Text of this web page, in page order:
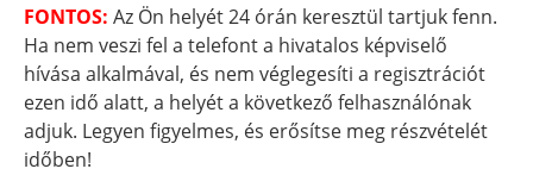
FONTOS: Az Ön helyét 24 órán keresztül tartjuk fenn.
Ha nem veszi fel a telefont a hivatalos képviselő
hívása alkalmával, és nem véglegesíti a regisztrációt
ezen idő alatt, a helyét a következő felhasználónak
adjuk. Legyen figyelmes, és erősítse meg részvételét
időben!